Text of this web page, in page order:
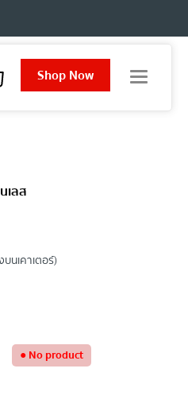
Shop Now
T
g
เลส
นเคาเตอร์)
●No product